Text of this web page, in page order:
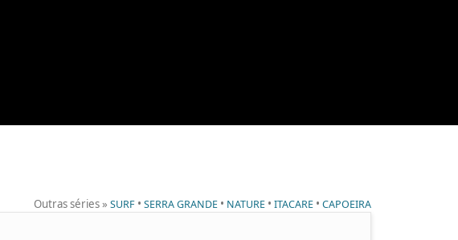
Outras séries »SURF •SERRA GRANDE • NATURE •ITACARE •CAPOEIRA